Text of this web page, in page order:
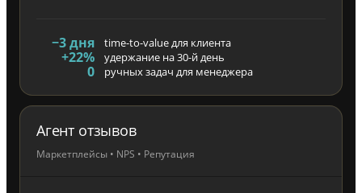
−3 дня time-to-value для клиента
+22% удержание на 30-й день
0 ручных задач для менеджера
Агент отзывов
Маркетплейсы • NPS • Репутация